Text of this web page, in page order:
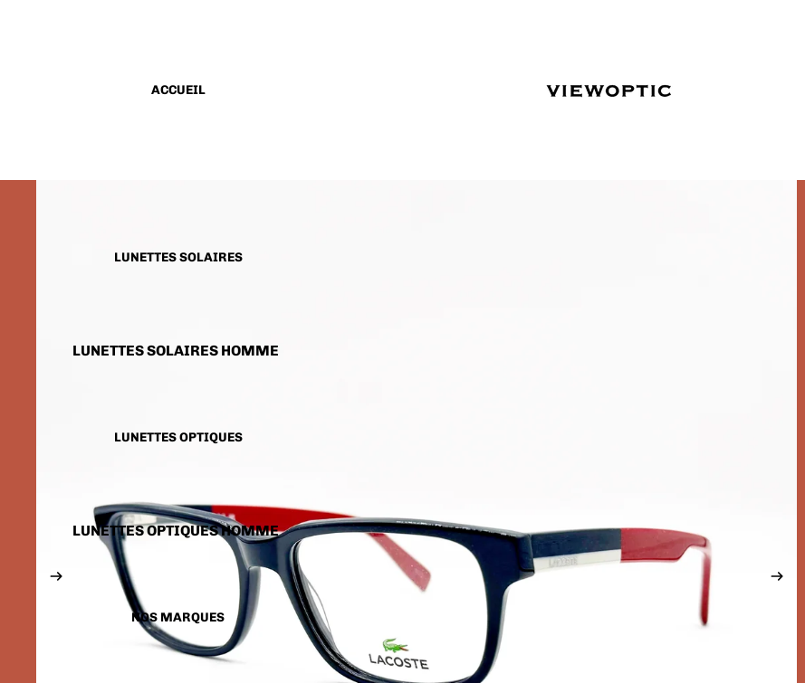
ACCUEIL
LUNETTES SOLAIRES
LUNETTES SOLAIRES HOMME
ENFANTSLUNETTES OPTIQUES
LUNETTES OPTIQUES HOMME
LUNETTES OPTIQUES FEMME
LUNETTES OPTIQUES
ENFANTSNOS MARQUES